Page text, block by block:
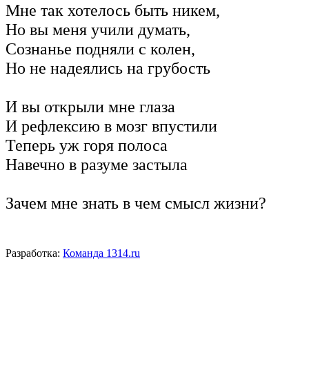
Мне так хотелось быть никем,
Но вы меня учили думать,
Сознанье подняли с колен,
Но не надеялись на грубость
И вы открыли мне глаза
И рефлексию в мозг впустили
Теперь уж горя полоса
Навечно в разуме застыла
Зачем мне знать в чем смысл жизни?
Разработка: Команда 1314.ru